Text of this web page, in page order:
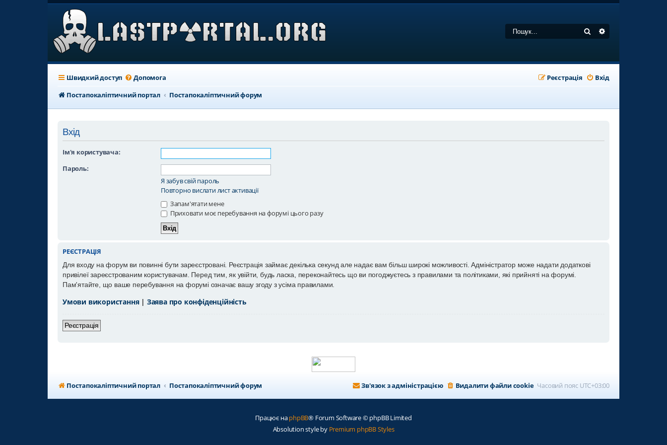
Пошук
Швидкий доступ Допомога Вхід
Реєстрація
Постапокаліптичний портал
Постапокаліптичний форум
Вхід
Ім'я користувача:
Пароль:
Я забув свій пароль
Повторно вислати лист активації
Запам'ятати мене
Приховати моє перебування на форумі цього разу
РЕЄСТРАЦІЯ
Для входу на форум ви повинні бути зареєстровані. Реєстрація займає декілька секунд але надає вам більш широкі можливості. Адміністратор може надати додаткові
привілеї зареєстрованим користувачам. Перед тим, як увійти, будь ласка, переконайтесь що ви погоджуєтесь з правилами та політиками, які прийняті на форумі.
Пам'ятайте, що ваше перебування на форумі означає вашу згоду з усіма правилами.
Умови використання| Заява про конфіденційність
Реєстрація
Постапокаліптичний портал Постапокаліптичний форум Часовий пояс UTC+03:00
Видалити файли cookie
Зв'язок з адміністрацією
Працює наphpBB® Forum Software © phpBB Limited
Absolution style by Premium phpBB Styles